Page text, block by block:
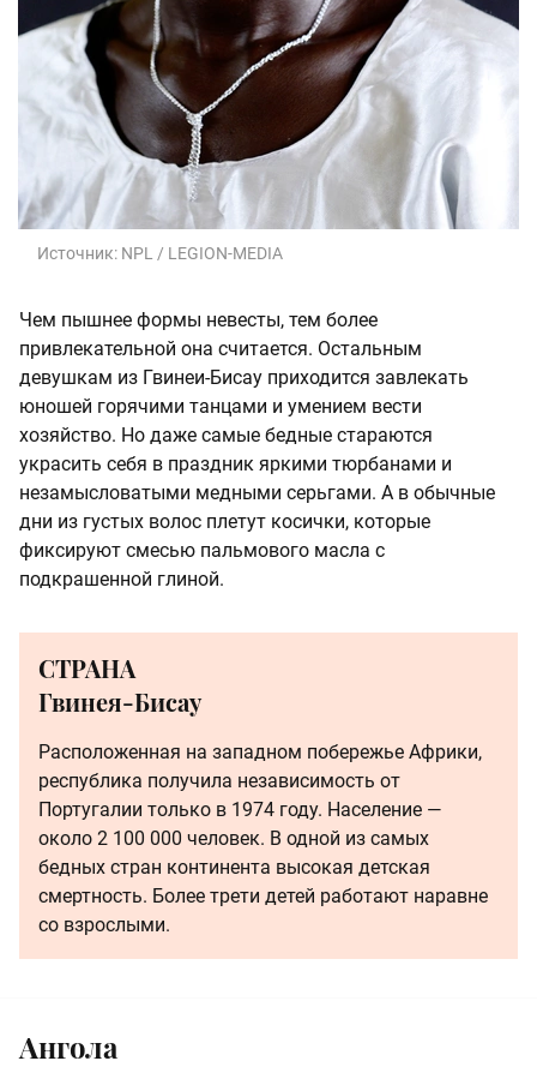
Источник: NPL / LEGION-MEDIA
Чем пышнее формы невесты, тем более
привлекательной она считается. Остальным
девушкам из Гвинеи-Бисау приходится завлекать
юношей горячими танцами и умением вести
хозяйство. Но даже самые бедные стараются
украсить себя в праздник яркими тюрбанами и
незамысловатыми медными серьгами. А в обычные
дни из густых волос плетут косички, которые
фиксируют смесью пальмового масла с
подкрашенной глиной.
СТРАНА
Гвинея-Бисау
Расположенная на западном побережье Африки,
республика получила независимость от
Португалии только в 1974 году. Население —
около 2 100 000 человек. В одной из самых
бедных стран континента высокая детская
смертность. Более трети детей работают наравне
со взрослыми.
Ангола